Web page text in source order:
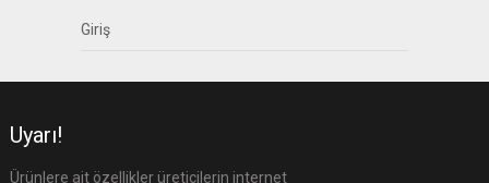
Giriş
Uyarı!
Ürünlere ait özellikler üreticilerin internet